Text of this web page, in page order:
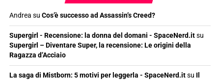
Andrea su Cos’è successo ad Assassin’s Creed?
Supergirl - Recensione: la donna del domani - SpaceNerd.itsu
Supergirl – Diventare Super, la recensione: Le origini della
Ragazza d’Acciaio
La saga di Mistborn: 5 motivi per leggerla - SpaceNerd.itsu Il